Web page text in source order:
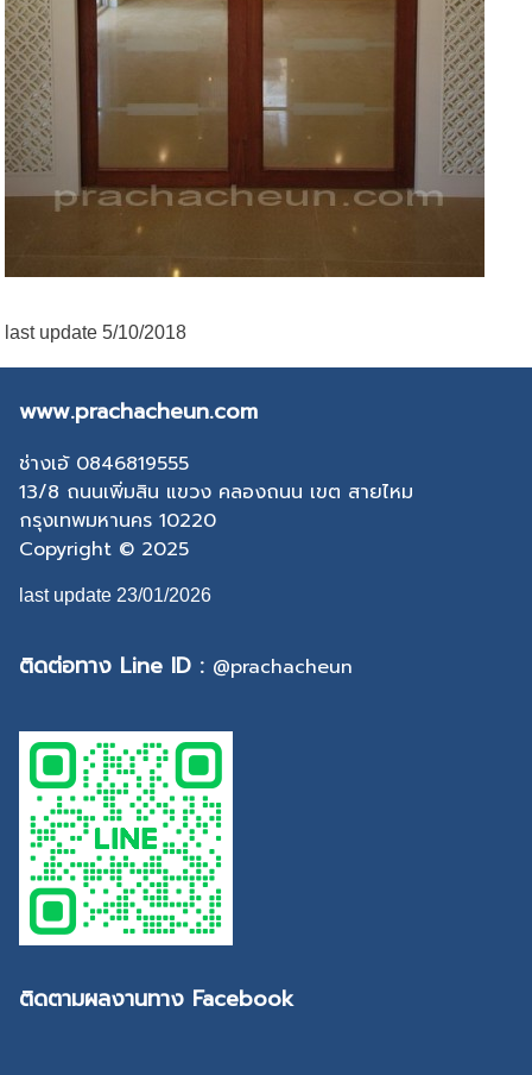
last update 5/10/2018
www.prachacheun.com
ช่างเอ้ 0846819555
13/8 ถนนเพิ่มสิน แขวง คลองถนน เขต สายไหม
กรุงเทพมหานคร 10220
Copyright © 2025
last update 23/01/2026
ติดต่อทาง Line ID : @prachacheun
ติดตามผลงานทาง Facebook